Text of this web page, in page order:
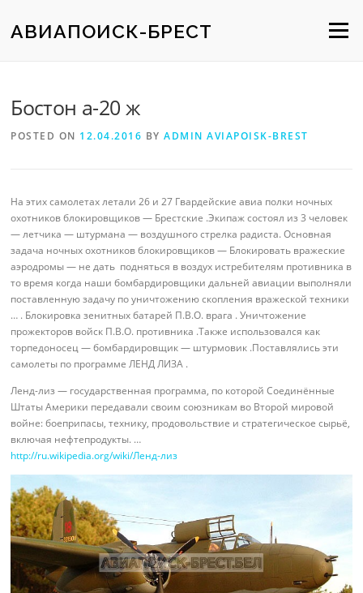
content
АВИАПОИСК-БРЕСТ Menu
Бостон а-20 ж
POSTED ON 12.04.2016 BYADMIN AVIAPOISK-BREST
На этих самолетах летали 26 и 27 Гвардейские авиа полки ночных
охотников блокировщиков — Брестские .Экипаж состоял из 3 человек
— летчика — штурмана — воздушного стрелка радиста. Основная
задача ночных охотников блокировщиков — Блокировать вражеские
аэродромы — не дать подняться в воздух истребителям противника в
то время когда наши бомбардировщики дальней авиации выполняли
поставленную задачу по уничтожению скопления вражеской техники
… . Блокировка зенитных батарей П.В.О. врага . Уничтожение
прожекторов войск П.В.О. противника .Также использовался как
торпедоносец — бомбардировщик — штурмовик .Поставлялись эти
самолеты по программе ЛЕНД ЛИЗА .
Ленд-лиз — государственная программа, по которой Соединённые
Штаты Америки передавали своим союзникам во Второй мировой
войне: боеприпасы, технику, продовольствие и стратегическое сырьё,
включая нефтепродукты. …
http://ru.wikipedia.org/wiki/Ленд-лиз